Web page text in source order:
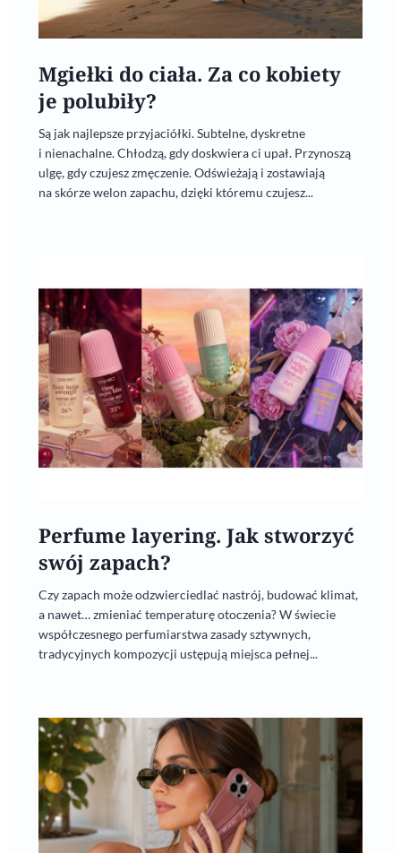
Mgiełki do ciała. Za co kobiety
je polubiły?
Są jak najlepsze przyjaciółki. Subtelne, dyskretne
i nienachalne. Chłodzą, gdy doskwiera ci upał. Przynoszą
ulgę, gdy czujesz zmęczenie. Odświeżają i zostawiają
na skórze welon zapachu, dzięki któremu czujesz...
Perfume layering. Jak stworzyć
swój zapach?
Czy zapach może odzwierciedlać nastrój, budować klimat,
a nawet… zmieniać temperaturę otoczenia? W świecie
współczesnego perfumiarstwa zasady sztywnych,
tradycyjnych kompozycji ustępują miejsca pełnej...